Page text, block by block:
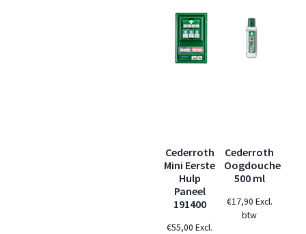
Cederroth
Mini Eerste
Hulp
Paneel
191400
€55,00 Excl.
Cederroth
Oogdouche
500 ml
€17,90 Excl.
btw